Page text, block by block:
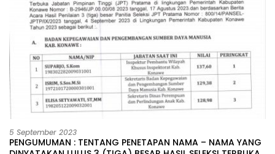
5 September 2023
PENGUMUMAN : TENTANG PENETAPAN NAMA – NAMA YANG